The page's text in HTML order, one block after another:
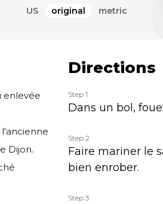
US original metric
enlevée
Dijon.
Directions
Step 1
Dans un bol,
Step 2
Faire mariner le
bien enrober.
Step 3